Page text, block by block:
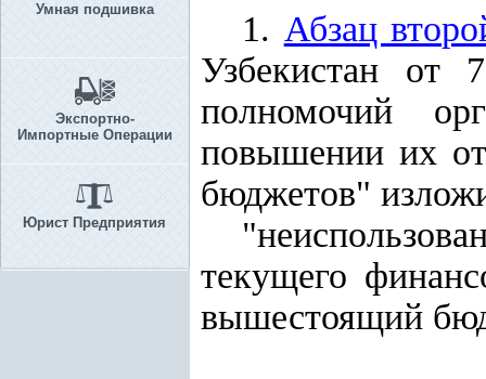
Умная подшивка
Экспортно-
Импортные Операции
Юрист Предприятия
1. Абзац
Узбекистан
полномочий
повышении их
бюджетов"
текущего
вышестоящий